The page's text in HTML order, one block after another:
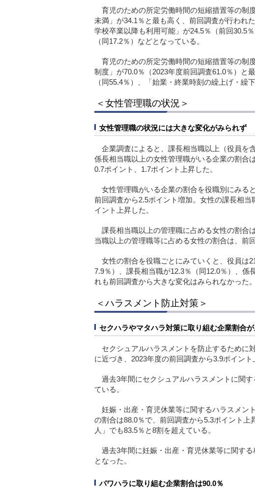
育児のための所定労働時間の短縮措置等の制
未満」が34.1％と最も高く、前回調査が行われ
学校卒業以降も利用可能」が24.5％（前回30.5
（同17.2％）などとなっている。
育児のための所定労働時間の短縮措置等の制
制度」が70.0％（2023年度前回調査61.0％）と
（同55.4％）、「始業・終業時刻の繰上げ・繰
＜女性管理職の状況＞
女性管理職の状況には大きな変化がみられず
企業調査によると、課長相当職以上（役員を
係長相当職以上の女性管理職がいる企業の割合
0.7ポイント、1.7ポイント上昇した。
女性管理職がいる企業の割合を役職別にみる
前回調査から2.5ポイント増加。女性の課長相
イント上昇した。
課長相当職以上の管理職に占める女性の割合
当職以上の管理職等に占める女性の割合は、前
女性の割合を役職ごとにみていくと、役員は
7.9％）、課長相当職が12.3％（同12.0％）、係
れも前回調査から大きな変化はみられなかった。
＜ハラスメント防止対策＞
セクハラやマタハラ対策に取り組む企業割合
セクシュアルハラスメントを防止するために
に近づき、2023年度の前回調査から3.9ポイント
過去3年間にセクシュアルハラスメントに関
ている。
妊娠・出産・育児休業等に関するハラスメン
の割合は88.0％で、前回調査から5.3ポイント
人」でも83.5％と8割を超えている。
過去3年間に妊娠・出産・育児休業等に関す
となった。
パワハラに取り組む企業割合は90.0％